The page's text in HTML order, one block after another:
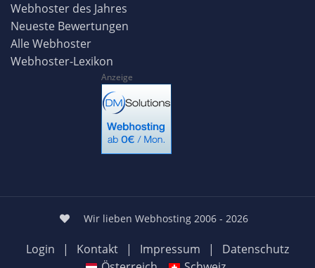
Webhoster des Jahres
Neueste Bewertungen
Alle Webhoster
Webhoster-Lexikon
Anzeige
Wir lieben Webhosting 2006 - 2026
Login | Kontakt | Impressum |
Datenschutz